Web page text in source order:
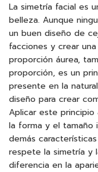
La simetría facial es
belleza. Aunque
un buen diseño de
facciones y crear
proporción áurea,
proporción, es un
presente en la
diseño para crear
Aplicar este
la forma y el tamaño
demás
respete la simetría y
diferencia en la